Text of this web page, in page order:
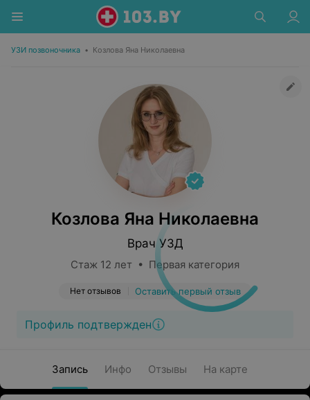
УЗИ позвоночника • Козлова Яна Николаевна
Козлова Яна Николаевна
Врач УЗД
Стаж 12 лет • Первая категория
Нет отзывов Оставить первый отзыв
Профиль подтвержден
Запись Инфо Отзывы На карте